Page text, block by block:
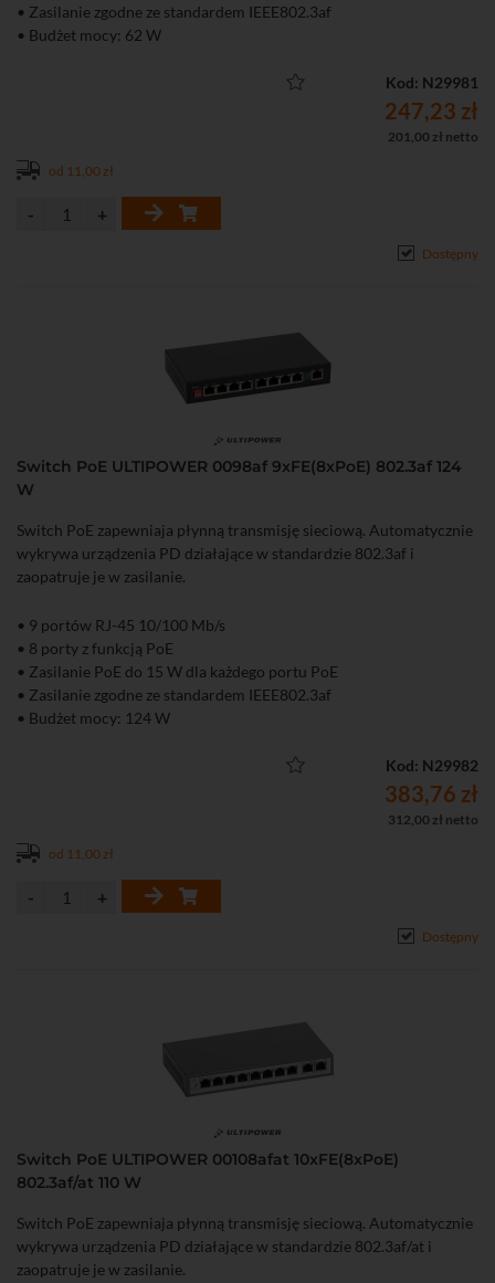
• Zasilanie zgodne ze standardem IEEE802.3af
• Budżet mocy: 62 W
Kod: N29981
247,23 zł
201,00 zł netto
od 11,00 zł
Dostępny
Switch PoE ULTIPOWER 0098af 9xFE(8xPoE) 802.3af 124
W
Switch PoE zapewniaja płynną transmisję sieciową. Automatycznie
wykrywa urządzenia PD działające w standardzie 802.3af i
zaopatruje je w zasilanie.
• 9 portów RJ-45 10/100 Mb/s
• 8 porty z funkcją PoE
• Zasilanie PoE do 15 W dla każdego portu PoE
• Zasilanie zgodne ze standardem IEEE802.3af
• Budżet mocy: 124 W
Kod: N29982
383,76 zł
312,00 zł netto
od 11,00 zł
Dostępny
Switch PoE ULTIPOWER 00108afat 10xFE(8xPoE)
802.3af/at 110 W
Switch PoE zapewniaja płynną transmisję sieciową. Automatycznie
wykrywa urządzenia PD działające w standardzie 802.3af/at i
zaopatruje je w zasilanie.